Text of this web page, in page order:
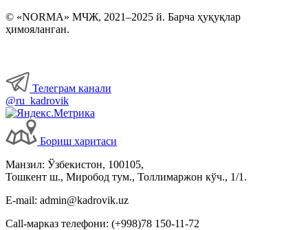
© «NORMA» МЧЖ, 2021–2025 й. Барча ҳуқуқлар
ҳимояланган.
Телеграм канали
@ru_kadrovik
Бориш харитаси
Манзил: Ўзбекистон, 100105,
Тошкент ш., Миробод тум., Толлимаржон кўч., 1/1.
E-mail: admin@kadrovik.uz
Call-марказ телефони: (+998)78 150-11-72